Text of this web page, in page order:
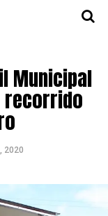
Municipal
recorrido
2020